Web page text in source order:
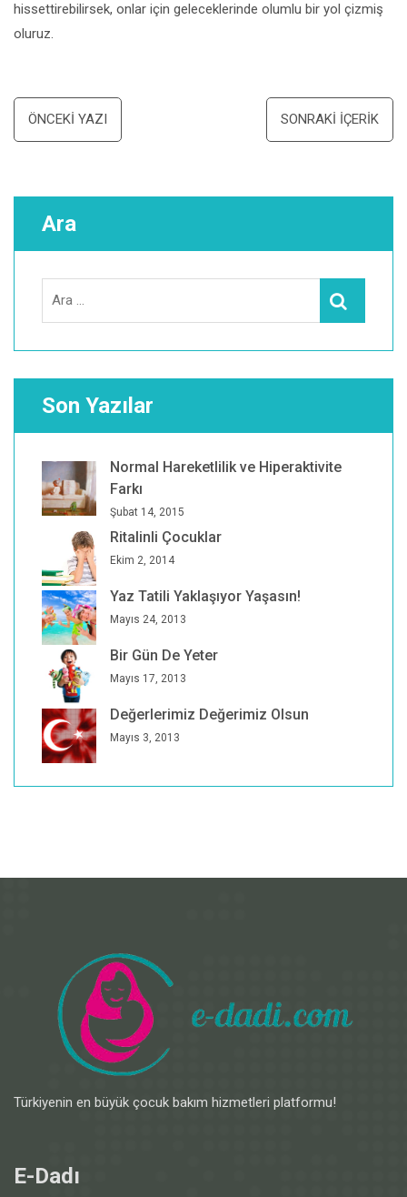
hissettirebilirsek, onlar için geleceklerinde olumlu bir yol çizmiş
oluruz.
Yazı
dolaşımı
ÖNCEKI YAZI SONRAKI İÇERIK
Ara
Ara
Son Yazılar
Normal Hareketlilik ve Hiperaktivite
Farkı
Şubat 14, 2015
Ritalinli Çocuklar
Ekim 2, 2014
Yaz Tatili Yaklaşıyor Yaşasın!
Mayıs 24, 2013
Bir Gün De Yeter
Mayıs 17, 2013
Değerlerimiz Değerimiz Olsun
Mayıs 3, 2013
Türkiyenin en büyük çocuk bakım hizmetleri platformu!
E-Dadı